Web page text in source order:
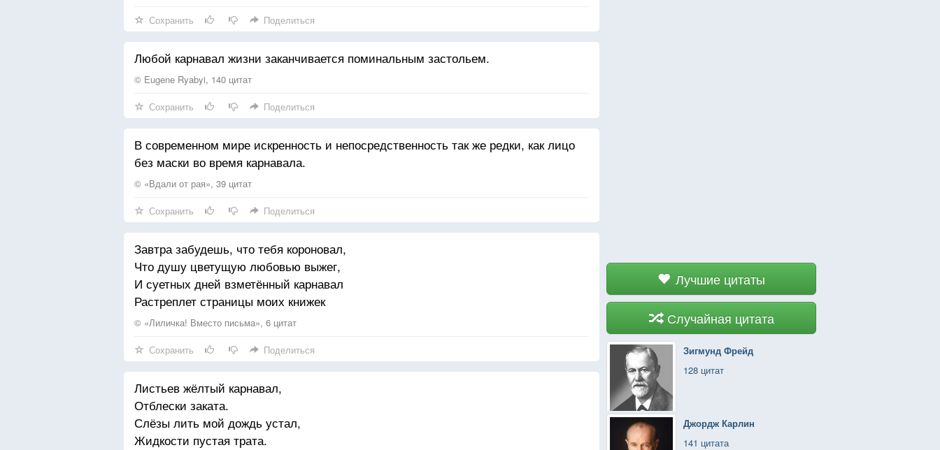
Лучшие цитаты
Случайная цитата
Зигмунд Фрейд
128 цитат
Джордж Карлин
141 цитата
Обожаю тебя, любимый!
Я хочу быть нежней пуха тополиного над рекою
Ты скажи мне, скажи на ухо:
Обожаю тебя такою
Я хочу быть твоей птицей
В этих лапах седой ночи.
Как ты там? что тебе сниться?
Мне тебя не хватает очень.
Сохранить Поделиться
Любой карнавал жизни заканчивается поминальным застольем.
© Eugene Ryabyi, 140 цитат
Сохранить Поделиться
В современном мире искренность и непосредственность так же редки, как лицо
без маски во время карнавала.
© «Вдали от рая», 39 цитат
Сохранить Поделиться
Завтра забудешь, что тебя короновал,
Что душу цветущую любовью выжег,
И суетных дней взметённый карнавал
Растреплет страницы моих книжек
© «Лиличка! Вместо письма», 6 цитат
Сохранить Поделиться
Листьев жёлтый карнавал,
Отблески заката.
Слёзы лить мой дождь устал,
Жидкости пустая трата.